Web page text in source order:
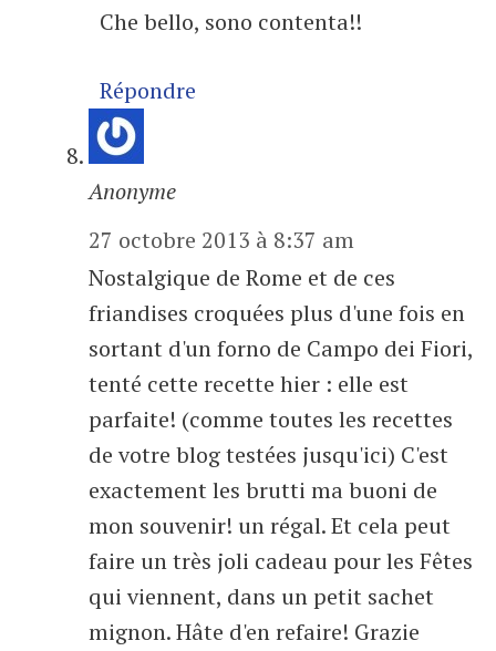
Che bello, sono contenta!!
Répondre
Anonyme
27 octobre 2013 à 8:37 am
Nostalgique de Rome et de ces
friandises croquées plus d'une fois en
sortant d'un forno de Campo dei Fiori,
tenté cette recette hier : elle est
parfaite! (comme toutes les recettes
de votre blog testées jusqu'ici) C'est
exactement les brutti ma buoni de
mon souvenir! un régal. Et cela peut
faire un très joli cadeau pour les Fêtes
qui viennent, dans un petit sachet
mignon. Hâte d'en refaire! Grazie